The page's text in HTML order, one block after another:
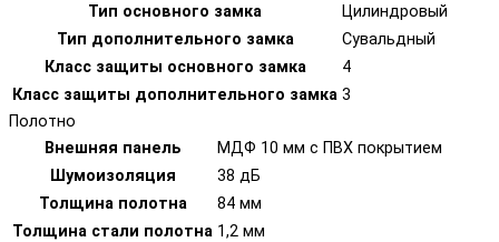
Тип основного замка
Цилиндровый
Тип дополнительного замка
Сувальдный
Класс защиты основного замка
4
Класс защиты дополнительного замка 3
Полотно
Внешняя панель
МДФ 10 мм с ПВХ покрытием
Шумоизоляция
38 дБ
Толщина полотна
84 мм
Толщина стали полотна 1,2 мм